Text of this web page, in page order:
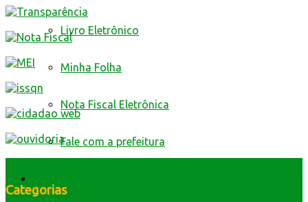
Livro Eletrônico
Minha Folha
Nota Fiscal Eletrônica
Fale com a prefeitura
Categorias